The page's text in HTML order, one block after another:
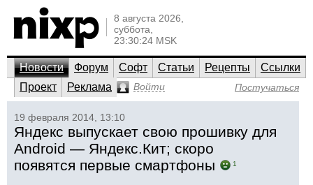
8 августа 2026,
суббота,
23:30:24 MSK
Новости Форум Софт Статьи Рецепты
Ссылки
Проект
Реклама Войти Постучаться
19 февраля 2014, 13:10
Яндекс выпускает свою прошивку для
Android — Яндекс.Кит; скоро
появятся первые смартфоны
1